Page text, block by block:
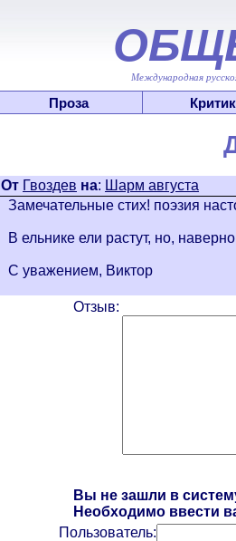
Международная
Проза
От Гвоздев на: Шарм августа
Замечательные стих! поэзия
В ельнике ели растут, но,
С уважением, Виктор
Отзыв:
Вы не зашли в
Необходимо ввести
Пользователь: